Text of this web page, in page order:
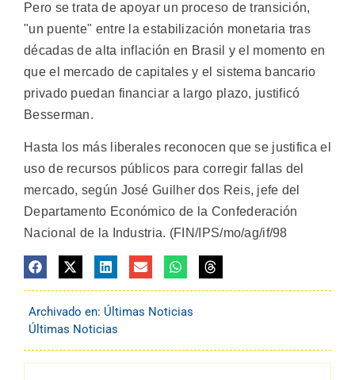
Pero se trata de apoyar un proceso de transición,
"un puente" entre la estabilización monetaria tras
décadas de alta inflación en Brasil y el momento en
que el mercado de capitales y el sistema bancario
privado puedan financiar a largo plazo, justificó
Besserman.
Hasta los más liberales reconocen que se justifica el
uso de recursos públicos para corregir fallas del
mercado, según José Guilher dos Reis, jefe del
Departamento Económico de la Confederación
Nacional de la Industria. (FIN/IPS/mo/ag/if/98
Archivado en: Últimas Noticias
Últimas Noticias